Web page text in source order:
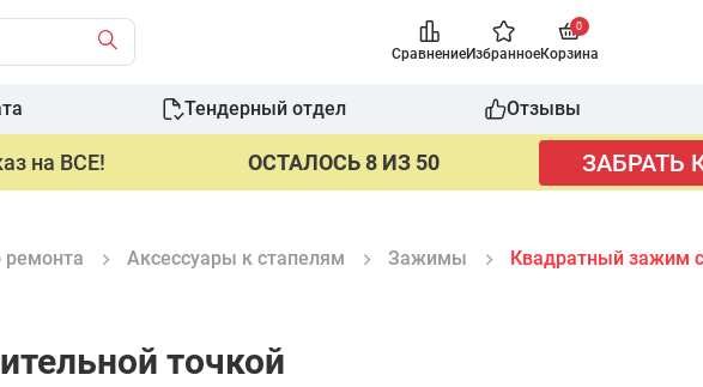
СравнениеИзбранное
0
Корзина
Тендерный отдел Отзывы
на ВСЕ! ОСТАЛОСЬ 8 ИЗ 50 ЗАБРАТЬ
ремонта Аксессуары к стапелям Зажимы Квадратный зажим
точкой